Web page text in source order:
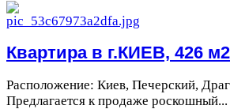
Квартира в г.КИЕВ, 426
Расположение: Киев, Печерский,
Предлагается к продаже роскошный...